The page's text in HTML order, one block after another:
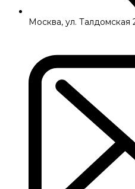
Москва, ул. Талдомская